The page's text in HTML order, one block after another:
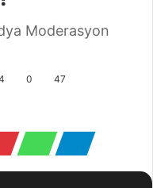
Moderasyon
0 47